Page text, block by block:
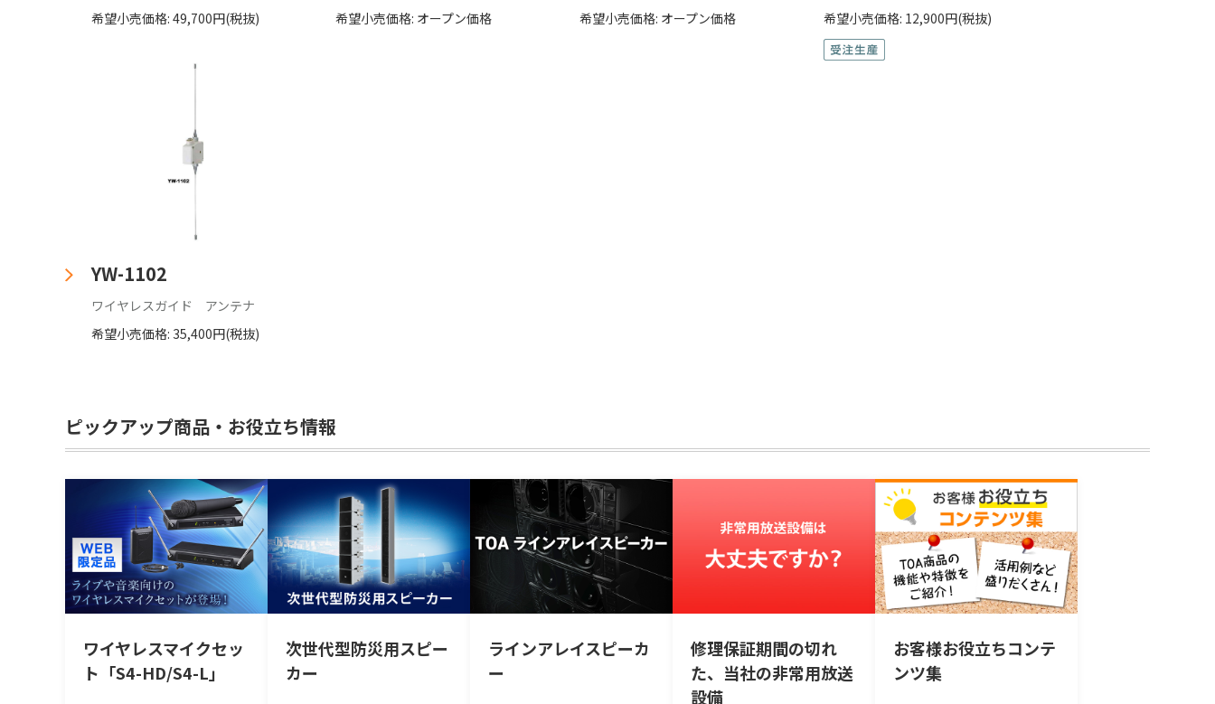
希望小売価格: 49,700円(税抜)
希望小売価格: オープン価格
希望小売価格: オープン価格
希望小売価格: 12,900円(税抜)
YW-1102
ワイヤレスガイド アンテナ
希望小売価格: 35,400円(税抜)
ピックアップ商品・お役立ち情報
ワイヤレスマイクセッ
ト「S4-HD/S4-L」
次世代型防災用スピー
カー
ラインアレイスピーカ
ー
修理保証期間の切れ
た、当社の非常用放送
設備
お客様お役立ちコンテ
ンツ集